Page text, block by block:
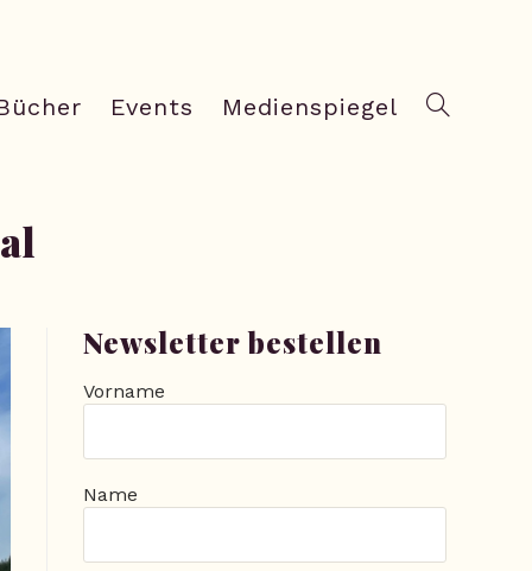
Events Medienspiegel
Newsletter bestellen
Vorname
Name